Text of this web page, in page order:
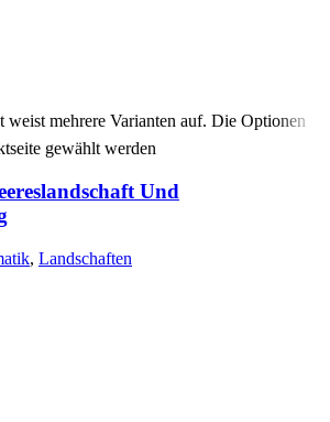
weist mehrere Varianten auf. Die Optionen
gewählt werden
Und
, Landschaften